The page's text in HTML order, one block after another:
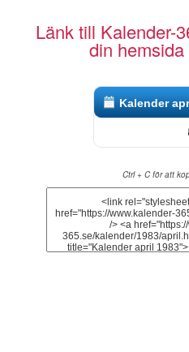
Länk till Kalender-
din
Kalender
Ctrl + C för att